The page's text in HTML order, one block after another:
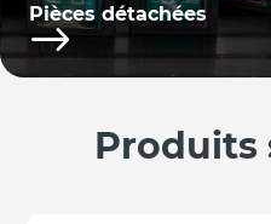
Pièces détachées
Produits